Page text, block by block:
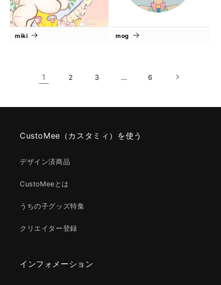
miki mog
1 2 3 … 6
CustoMee（カスタミィ）を使う
デザイン済商品
CustoMeeとは
うちの子グッズ特集
クリエイター登録
インフォメーション